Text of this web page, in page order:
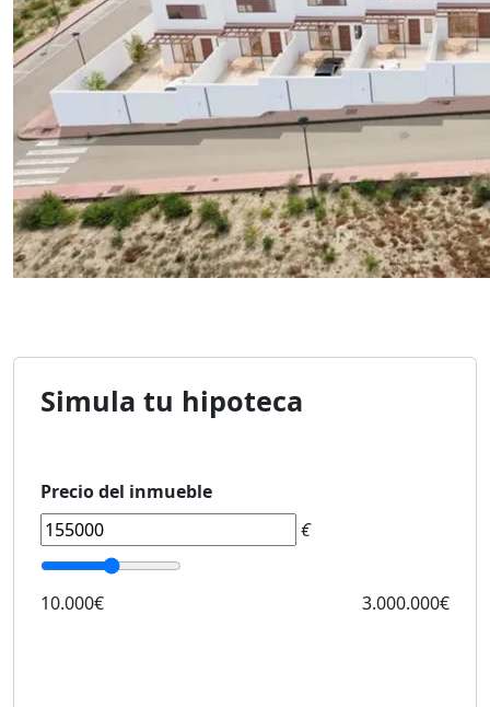
Simula tu hipoteca
Precio del inmueble
€
10.000€ 3.000.000€